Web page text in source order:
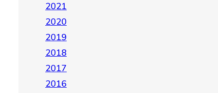
2021
2020
2019
2018
2017
2016